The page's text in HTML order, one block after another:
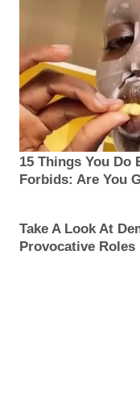
15 Things You Do
Forbids: Are You
Take A Look At
Provocative Roles